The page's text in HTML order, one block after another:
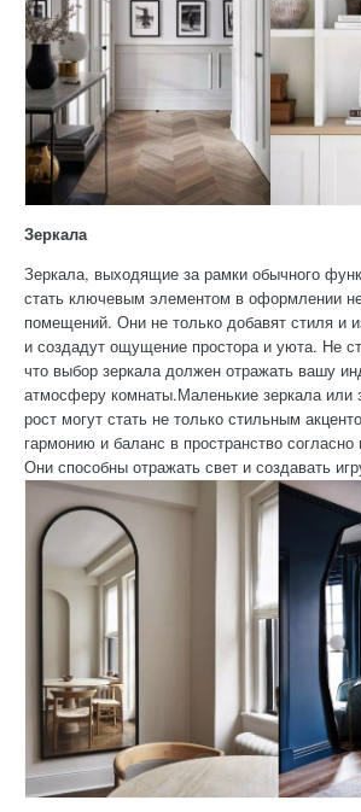
Зеркала
Зеркала, выходящие за рамки обычного
стать ключевым элементом в оформлении
помещений. Они не только добавят стиля и
и создадут ощущение простора и уюта. Не
что выбор зеркала должен отражать вашу
атмосферу комнаты.Маленькие зеркала или
рост могут стать не только стильным
гармонию и баланс в пространство
Они способны отражать свет и создавать